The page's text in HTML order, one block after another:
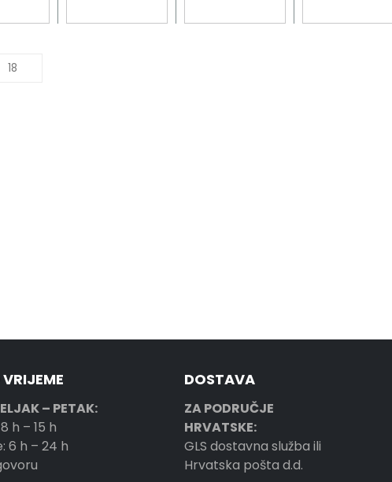
– PETAK:
h – 15 h
6 h – 24 h
DOSTAVA
ZA PODRUČJE
HRVATSKE:
GLS dostavna služba ili
Hrvatska pošta d.d.